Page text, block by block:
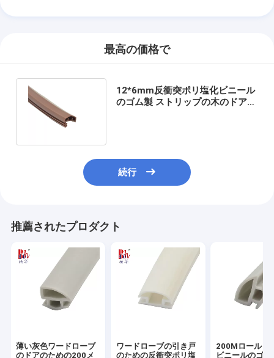
最高の価格で
12*6mm反衝突ポリ塩化ビニール
のゴム製 ストリップの木のドア・
続行
推薦されたプロダクト
薄い灰色ワードローブ
のドアのための200メ
ワードローブの引き戸
のための反衝突ポリ塩
200Mロール ポ
ビニールのゴム